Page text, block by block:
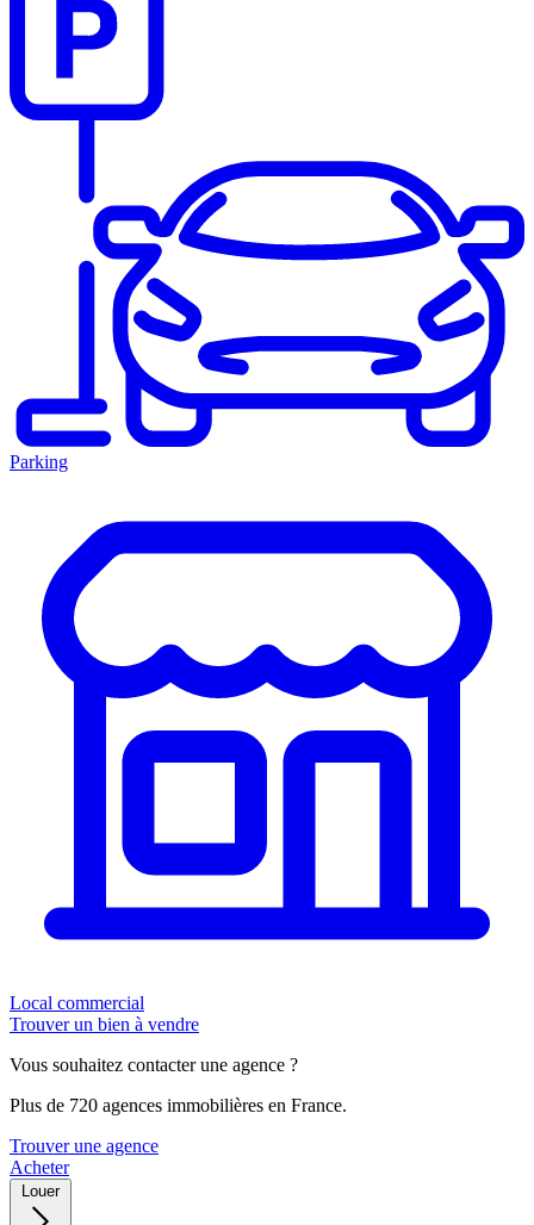
Parking
Local commercial
Trouver un bien à vendre
Vous souhaitez contacter une agence ?
Plus de 720 agences immobilières en France.
Trouver une agence
Acheter
Louer